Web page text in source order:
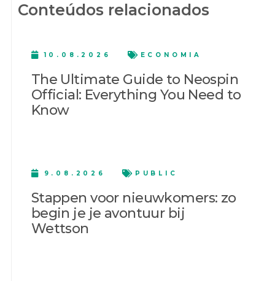
Conteúdos relacionados
10.08.2026 ECONOMIA
The Ultimate Guide to Neospin
Official: Everything You Need to
Know
9.08.2026 PUBLIC
Stappen voor nieuwkomers: zo
begin je je avontuur bij
Wettson